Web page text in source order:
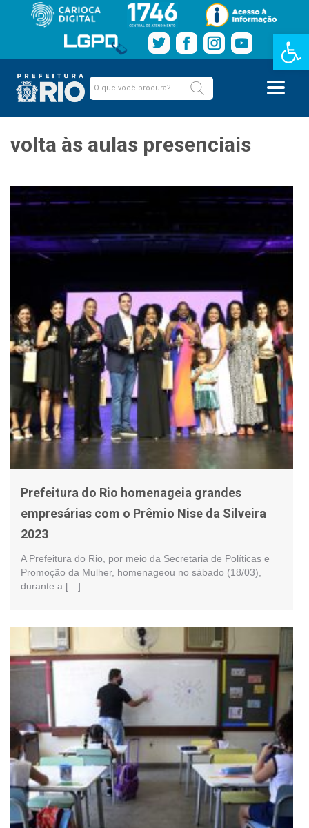
Barra de
volta às aulas presenciais
Prefeitura do Rio homenageia grandes
empresárias com o Prêmio Nise da Silveira
2023
A Prefeitura do Rio, por meio da Secretaria de Políticas e
Promoção da Mulher, homenageou no sábado (18/03),
durante a […]